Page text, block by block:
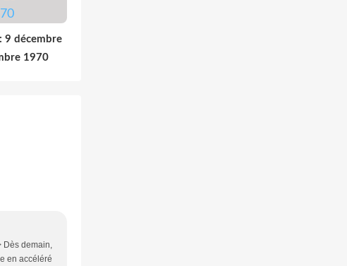
9 décembre
1970
demain,
en accéléré